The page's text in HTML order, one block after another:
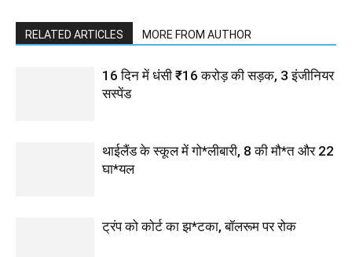
RELATED ARTICLES MORE FROM AUTHOR
16 दिन में धंसी ₹16 करोड़ की सड़क, 3 इंजीनियर
सस्पेंड
थाईलैंड के स्कूल में गो*लीबारी, 8 की मौ*त और 22
घा*यल
ट्रंप को कोर्ट का झ*टका, बॉलरूम पर रोक